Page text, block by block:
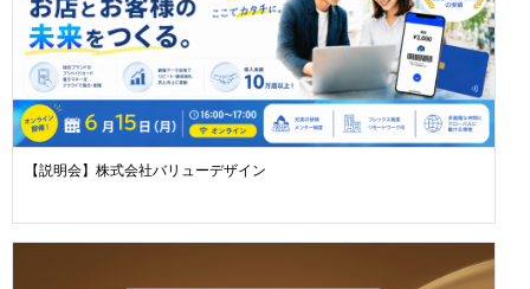
【説明会】株式会社バリューデザイン